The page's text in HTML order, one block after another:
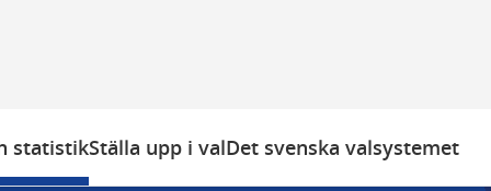
statistikStälla upp i valDet svenska valsystemet